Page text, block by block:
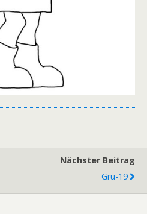
Nächster Beitrag
Gru-19